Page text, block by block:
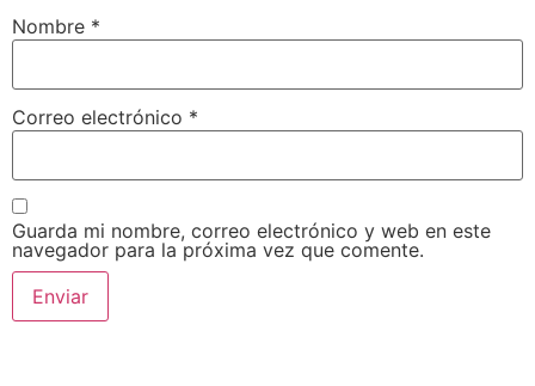
Nombre *
Correo electrónico *
Guarda mi nombre, correo electrónico y web en este
navegador para la próxima vez que comente.